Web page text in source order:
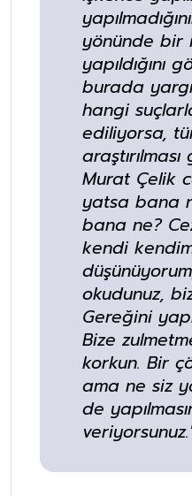
yönünde bir
yapıldığını
burada
hangi
ediliyorsa,
Murat Çelik
yatsa bana
bana ne?
kendi
okudunuz,
Gereğini
Bize
korkun. Bir
ama ne siz
de